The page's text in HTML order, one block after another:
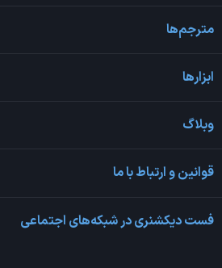
مترجم‌ها
ابزارها
وبلاگ
قوانین و ارتباط با ما
فست دیکشنری در شبکه‌های اجتماعی